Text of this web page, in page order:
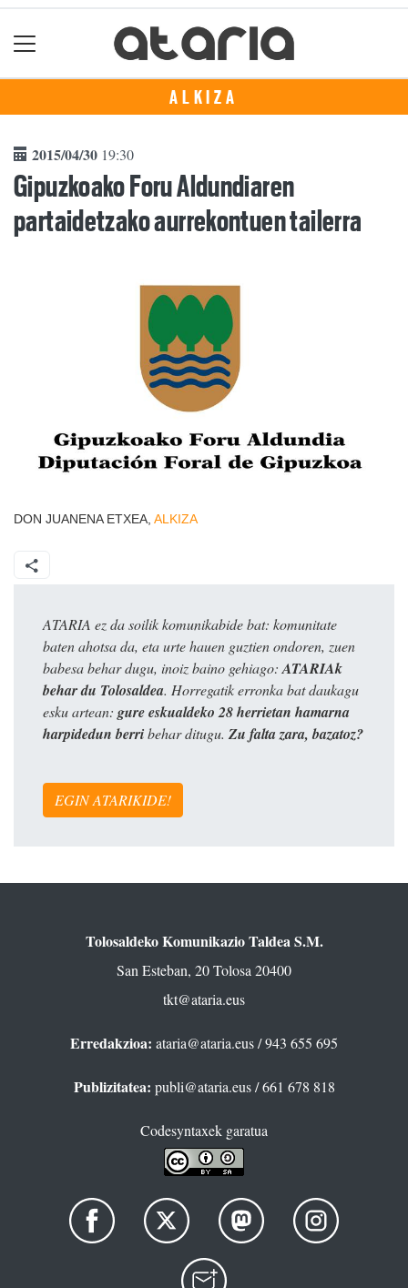
ALKIZA
2015/04/30 19:30
Gipuzkoako Foru Aldundiaren
partaidetzako aurrekontuen tailerra
DON JUANENA ETXEA, ALKIZA
ATARIA ez da soilik komunikabide bat: komunitate
baten ahotsa da, eta urte hauen guztien ondoren, zuen
babesa behar dugu, inoiz baino gehiago: ATARIAk
behar du Tolosaldea. Horregatik erronka bat daukagu
esku artean: gure eskualdeko 28 herrietan hamarna
harpidedun berribehar ditugu. Zu falta zara, bazatoz?
EGIN ATARIKIDE!
Tolosaldeko Komunikazio Taldea S.M.
San Esteban, 20 Tolosa 20400
tkt@ataria.eus
Erredakzioa: ataria@ataria.eus/ 943 655 695
Publizitatea: publi@ataria.eus/ 661 678 818
Codesyntaxek garatua